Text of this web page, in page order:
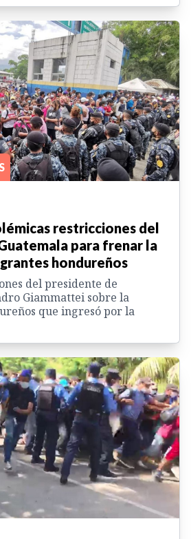
restricciones del
para frenar la
hondureños
del presidente de
Giammattei sobre la
que ingresó por la